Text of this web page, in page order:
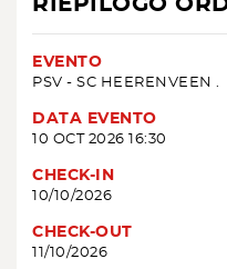
RIEPILOGO
EVENTO
PSV - SC HEERENVEEN .
DATA EVENTO
10 OCT 2026 16:30
CHECK-IN
10/10/2026
CHECK-OUT
11/10/2026